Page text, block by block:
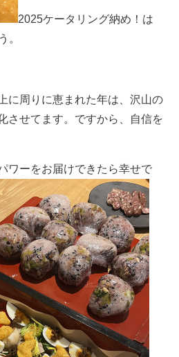
2025ケータリング納め！は
。
に周りに恵まれた年は、沢山の
させてます。ですから、自信を
ワーをお届けできたら幸せで